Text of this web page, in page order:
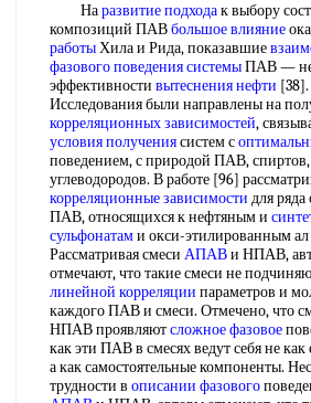
Наразвитие подходак выбору
композиций ПАВбольшое влияние
работыХила и Рида, показавшие
фазовогоповедения системыПАВ —
эффективности вытеснения нефти [38].
Исследования были направлены на
корреляционных зависимостей,
условия получениясистем с
поведением, с природой ПАВ, спиртов,
углеводородов. В работе [96]
корреляционные зависимости для
ПАВ, относящихся к нефтяным и
сульфонатами окси-этилированным
Рассматривая смеси АПАВи НПАВ,
отмечают, что такие смеси не
линейной корреляции параметров и
каждого ПАВ и смеси. Отмечено, что
НПАВ проявляютсложное фазовое
как эти ПАВ в смесях ведут себя не как
а как самостоятельные компоненты.
трудности в описании фазового